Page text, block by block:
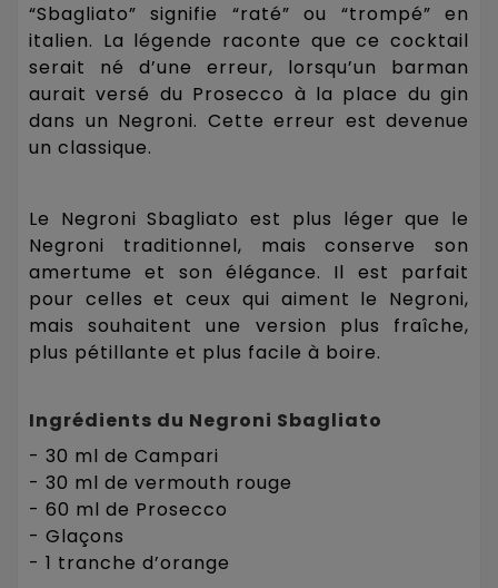
“Sbagliato” signifie “raté” ou “trompé” en
italien. La légende raconte que ce cocktail
serait né d’une erreur, lorsqu’un barman
aurait versé du Prosecco à la place du gin
dans un Negroni. Cette erreur est devenue
un classique.
Le Negroni Sbagliato est plus léger que le
Negroni traditionnel, mais conserve son
amertume et son élégance. Il est parfait
pour celles et ceux qui aiment le Negroni,
mais souhaitent une version plus fraîche,
plus pétillante et plus facile à boire.
Ingrédients du Negroni Sbagliato
- 30 ml de Campari
- 30 ml de vermouth rouge
- 60 ml de Prosecco
- Glaçons
- 1 tranche d’orange